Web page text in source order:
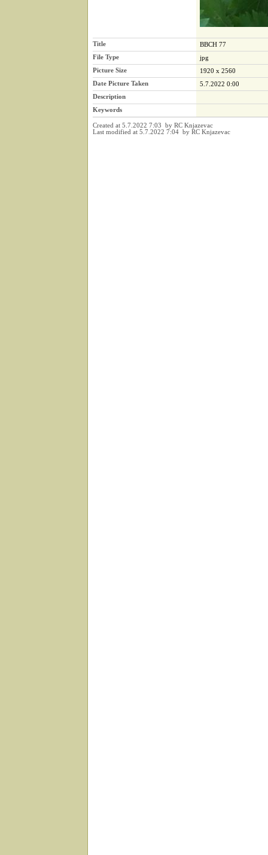
Title
BBCH 77
File Type
jpg
Picture Size
1920 x 2560
Date Picture Taken
5.7.2022 0:00
Description
Keywords
Created at 5.7.2022 7:03 by RC Knjazevac
Last modified at 5.7.2022 7:04 by RC Knjazevac